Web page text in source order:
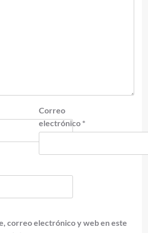
Correo
electrónico *
correo electrónico y web en este